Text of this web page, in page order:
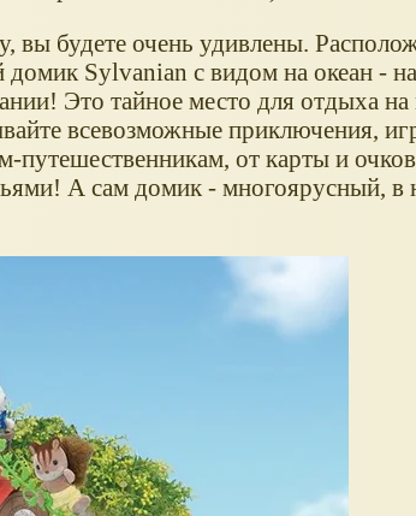
вы будете очень удивлены.
Sylvanian с видом на океан -
Это тайное место для отдыха
всевозможные приключения,
путешественникам, от карты и
А сам домик - многоярусный,